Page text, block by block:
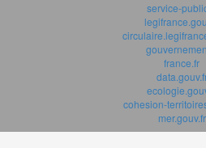
service-
france.fr
cohesion-
mer.gouv.fr